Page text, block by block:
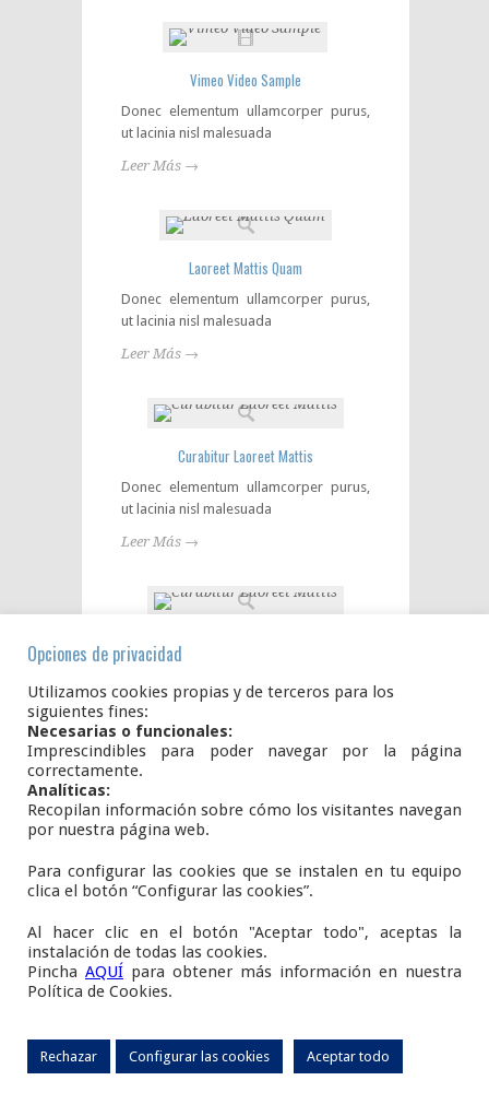
Vimeo Video Sample
Donec elementum ullamcorper purus,
ut lacinia nisl malesuada
Leer Más →
Laoreet Mattis Quam
Donec elementum ullamcorper purus,
ut lacinia nisl malesuada
Leer Más →
Curabitur Laoreet Mattis
Donec elementum ullamcorper purus,
ut lacinia nisl malesuada
Leer Más →
Curabitur Laoreet Mattis
ut lacinia nisl malesuada
Leer Más →
Plaza del Ayuntamiento, S/N.
42108AÑAVIEJA Soria
E.infoanavieja@gmail.com
www.añavieja.es
Copyright M. I. Ayuntamiento de Añavieja.AVISO LEGAL-
POLÍTICA DE PRIVACIDAD-POLÍTICA DE COOKIES
Opciones de privacidad
Utilizamos cookies propias y de terceros para los
siguientes fines:
Necesarias o funcionales:
Imprescindibles para poder navegar por la página
correctamente.
Analíticas:
Recopilan información sobre cómo los visitantes navegan
por nuestra página web.
Para configurar las cookies que se instalen en tu equipo
clica el botón “Configurar las cookies”.
Al hacer clic en el botón "Aceptar todo", aceptas la
instalación de todas las cookies.
Pincha AQUÍ para obtener más información en nuestra
Política de Cookies.
Rechazar Configurar las cookies Aceptar todo